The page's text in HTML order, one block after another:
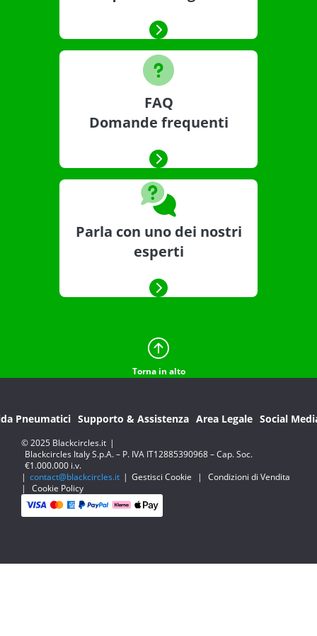
FAQ
Domande frequenti
Parla con uno dei nostri
esperti
Torna in alto
Pneumatici Supporto & Assistenza Area Legale Social
© 2025 Blackcircles.it |
Blackcircles Italy S.p.A. – P. IVA IT12885390968 – Cap. Soc.
€1.000.000 i.v.
| contact@blackcircles.it | Gestisci Cookie |
Condizioni di Vendita
|
Cookie Policy